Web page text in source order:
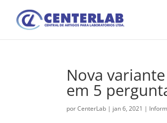
Nova
em 5
porCenterLab | jan 6, 2021 |